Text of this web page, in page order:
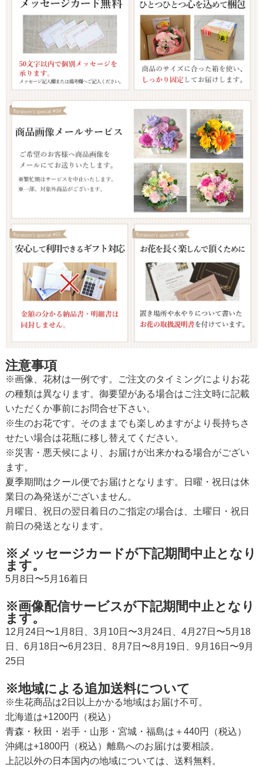
注意事項
※画像、花材は一例です。ご注文のタイミングによりお花
の種類は異なります。御要望がある場合はご注文時に記載
いただくか事前にお問合せ下さい。
※生のお花です。そのままでも楽しめますがより長持ちさ
せたい場合は花瓶に移し替えてください。
※災害・悪天候により、お届けが出来かねる場合がござい
ます。
夏季期間はクール便でお届けとなります。日曜・祝日は休
業日の為発送がございません。
月曜日、祝日の翌日着日のご指定の場合は、土曜日・祝日
前日の発送となります。
※メッセージカードが下記期間中止となり
ます。
5月8日〜5月16着日
※画像配信サービスが下記期間中止となり
ます。
12月24日〜1月8日、3月10日〜3月24日、4月27日〜5月18
日、6月18日〜6月23日、8月7日〜8月19日、9月16日〜9月
25日
※地域による追加送料について
※生花商品は2日以上かかる地域はお届け不可。
北海道は+1200円（税込）
青森・秋田・岩手・山形・宮城・福島は＋440円（税込）
沖縄は+1800円（税込）離島へのお届けは要相談。
上記以外の日本国内の地域については、送料無料。